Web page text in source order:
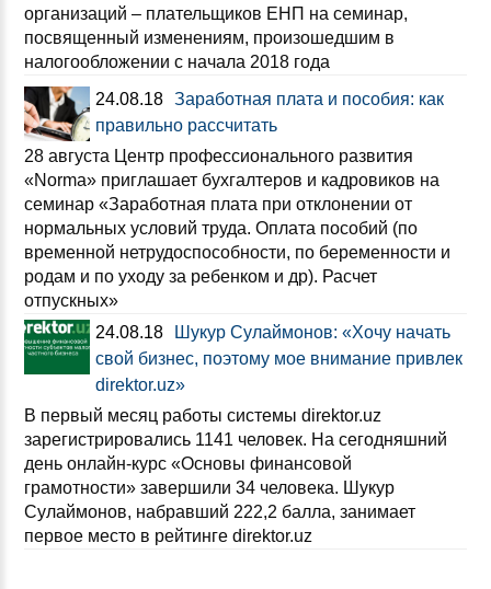
организаций – плательщиков ЕНП на семинар,
посвященный изменениям, произошедшим в
налогообложении с начала 2018 года
24.08.18 Заработная плата и пособия: как
правильно рассчитать
28 августа Центр профессионального развития
«Norma» приглашает бухгалтеров и кадровиков на
семинар «Заработная плата при отклонении от
нормальных условий труда. Оплата пособий (по
временной нетрудоспособности, по беременности и
родам и по уходу за ребенком и др). Расчет
отпускных»
24.08.18
Шукур Сулаймонов: «Хочу начать
свой бизнес, поэтому мое внимание привлек
direktor.uz»
В первый месяц работы системы direktor.uz
зарегистрировались 1141 человек. На сегодняшний
день онлайн-курс «Основы финансовой
грамотности» завершили 34 человека. Шукур
Сулаймонов, набравший 222,2 балла, занимает
первое место в рейтинге direktor.uz